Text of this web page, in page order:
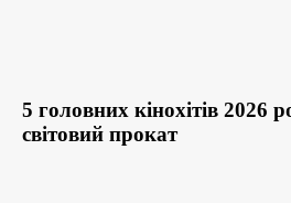
5 головних кінохітів 2026
світовий прокат